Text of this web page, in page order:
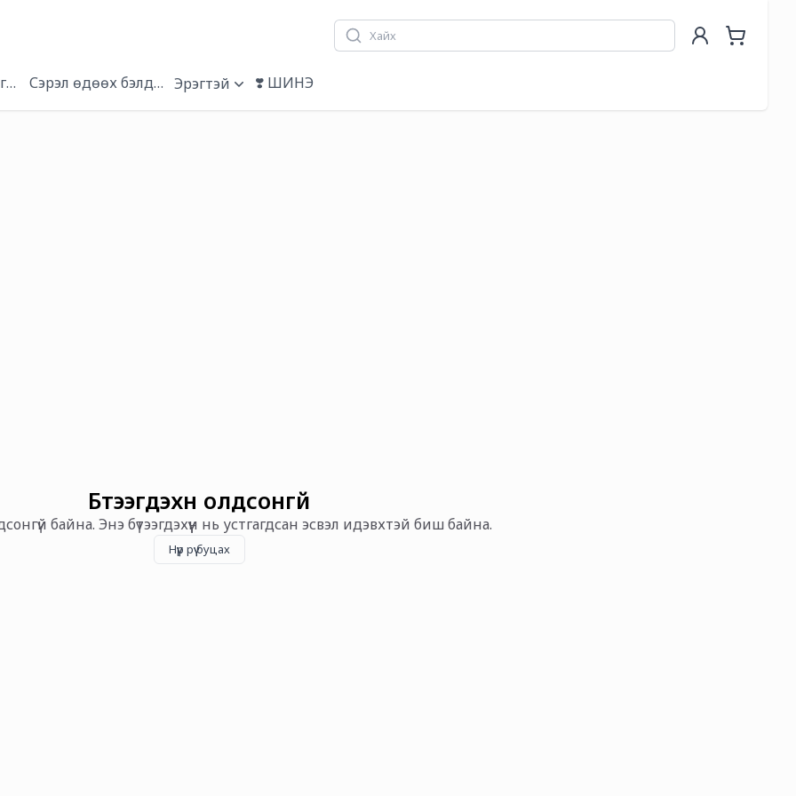
Сэрэл өдөөх бэлдмэлЭрэгтэй ❣️ ШИНЭ
Бүтээгдэхүүн олдсонгүй
байна. Энэ бүтээгдэхүүн нь устгагдсан эсвэл идэвхтэй биш байна.
Нүүр рүү буцах